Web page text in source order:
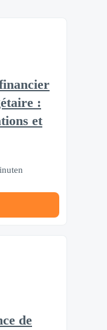
:
et
de